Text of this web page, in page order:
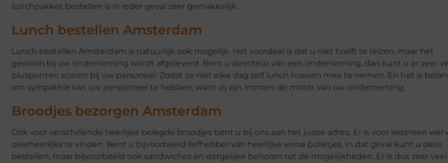
lunchpakket bestellen is in ieder geval zeer gemakkelijk.
Lunch bestellen Amsterdam
Lunch bestellen Amsterdam is natuurlijk ook mogelijk. Het voordeel is dat u niet hoeft te reizen, maar het
gewoon bij uw onderneming wordt afgeleverd. Bent u directeur van een onderneming, dan kunt u er zeer
pluspunten scoren bij uw personeel. Zodat ze niet elke dag zelf lunch hoeven mee te nemen. En het is
om sympathie van uw persooneel te hebben, want zij zijn immers de motor van uw onderneming.
Broodjes bezorgen Amsterdam
Ook voor verschillende heerlijke belegde broodjes bent u bij ons aan het juiste adres. Er is voor iedereen wel
overheerlijks te vinden. Bent u bijvoorbeeld liefhebber van heerlijke verse bolletjes. In dat geval kunt u deze
bestellen, maar bijvoorbeeld ook sandwiches en dergelijke behoren tot de mogelijkheden. Er is dus zeer veel